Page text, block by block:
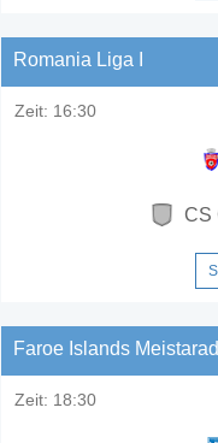
Romania Liga I
Zeit: 16:30
CS
Faroe Islands
Zeit: 18:30